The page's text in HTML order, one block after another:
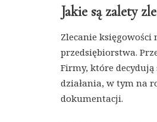
Jakie są zalety
Zlecanie księgowości
przedsiębiorstwa.
Firmy, które
działania, w tym na
dokumentacji.